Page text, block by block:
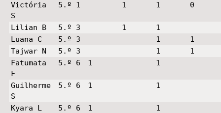
Victória
S
5.º 1 1 1 0
Lilian B 5.º 3 1
1
Luana C
5.º 3 1
1
Tajwar N
5.º 3 1
1
Fatumata
F
5.º 6 1 1
Guilherme
S
5.º 6 1 1
Kyara L 5.º 6 1
1